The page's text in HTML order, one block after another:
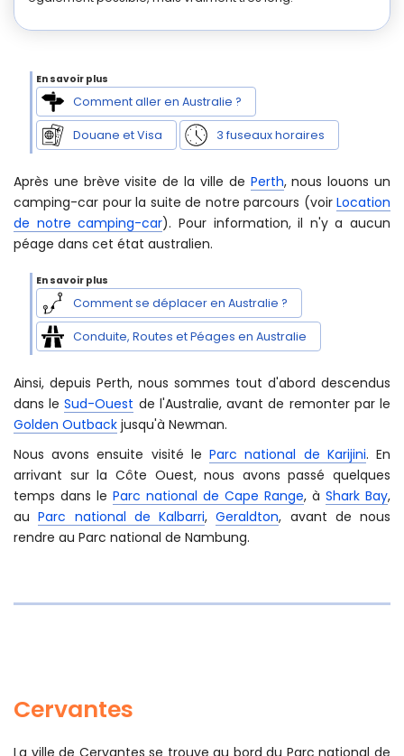
également possible, mais vraiment très long.
Comment aller en Australie ?
Douane et Visa 3 fuseaux horaires
Après une brève visite de la ville de Perth, nous louons un
camping-car pour la suite de notre parcours (voir Location
de notre camping-car). Pour information, il n'y a aucun
péage dans cet état australien.
Comment se déplacer en Australie ?
Conduite, Routes et Péages en Australie
Ainsi, depuis Perth, nous sommes tout d'abord descendus
dans leSud-Ouest de l'Australie, avant de remonter par le
Golden Outbackjusqu'à Newman.
Nous avons ensuite visité leParc national de Karijini. En
arrivant sur la Côte Ouest, nous avons passé quelques
temps dans le Parc national de Cape Range, à Shark Bay,
auParc national de Kalbarri,Geraldton, avant de nous
rendre au Parc national de Nambung.